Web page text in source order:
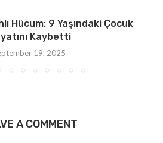
Hücum: 9 Yaşındaki Çocuk
Kaybetti
19, 2025
A COMMENT